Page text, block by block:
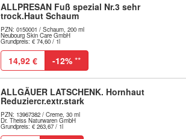
ALLPRESAN Fuß spezial Nr.3 sehr
trock.Haut Schaum
PZN: 0150001 / Schaum, 200 ml
Neubourg Skin Care GmbH
Grundpreis: € 74,60 / 1l
14,92 € -12% **
ALLGÄUER LATSCHENK. Hornhaut
Reduziercr.extr.stark
PZN: 13967382 / Creme, 30 ml
Dr. Theiss Naturwaren GmbH
Grundpreis: € 263,67 / 1l